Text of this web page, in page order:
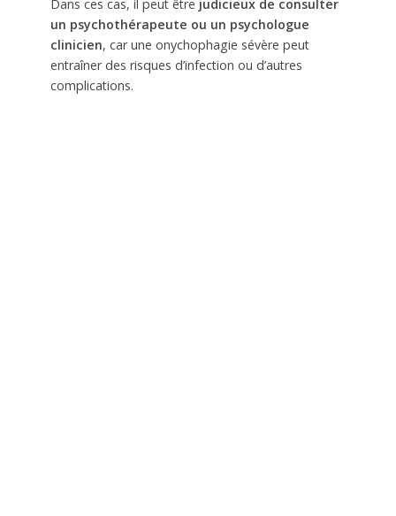
Dans ces cas, il peut être judicieux de consulter
un psychothérapeute ou un psychologue
clinicien, car une onychophagie sévère peut
entraîner des risques d’infection ou d’autres
complications.